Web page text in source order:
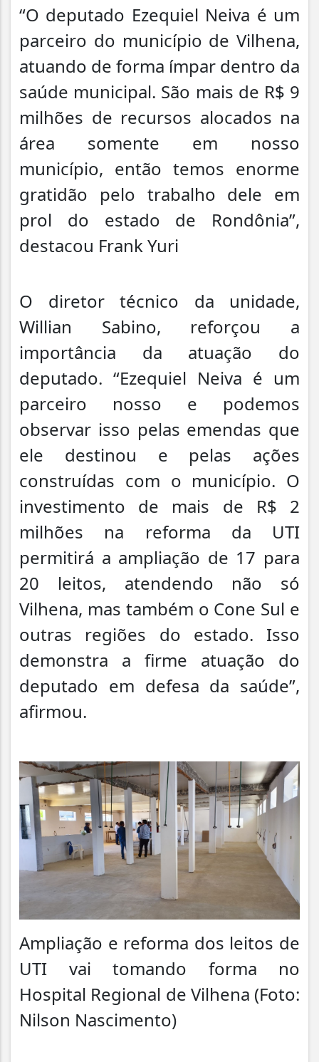
“O deputado Ezequiel Neiva é um
parceiro do município de Vilhena,
atuando de forma ímpar dentro da
saúde municipal. São mais de R$ 9
milhões de recursos alocados na
área somente em nosso
município, então temos enorme
gratidão pelo trabalho dele em
prol do estado de Rondônia”,
destacou Frank Yuri
O diretor técnico da unidade,
Willian Sabino, reforçou a
importância da atuação do
deputado. “Ezequiel Neiva é um
parceiro nosso e podemos
observar isso pelas emendas que
ele destinou e pelas ações
construídas com o município. O
investimento de mais de R$ 2
milhões na reforma da UTI
permitirá a ampliação de 17 para
20 leitos, atendendo não só
Vilhena, mas também o Cone Sul e
outras regiões do estado. Isso
demonstra a firme atuação do
deputado em defesa da saúde”,
afirmou.
Ampliação e reforma dos leitos de
UTI vai tomando forma no
Hospital Regional de Vilhena (Foto:
Nilson Nascimento)